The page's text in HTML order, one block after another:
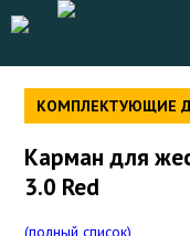
КОМПЛЕКТУЮЩИЕ
Карман для
3.0 Red
(полный список)